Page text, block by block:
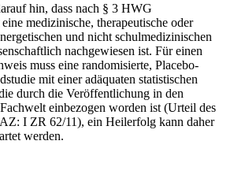
hin, dass nach § 3 HWG
medizinische, therapeutische oder
und nicht schulmedizinischen
nachgewiesen ist. Für einen
muss eine randomisierte, Placebo-
mit einer adäquaten statistischen
durch die Veröffentlichung in den
einbezogen worden ist (Urteil des
I ZR 62/11), ein Heilerfolg kann daher
werden.